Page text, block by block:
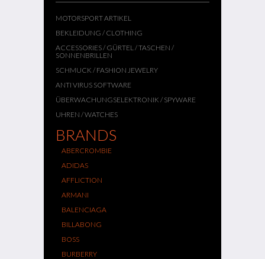
MOTORSPORT ARTIKEL
BEKLEIDUNG / CLOTHING
ACCESSORIES / GÜRTEL / TASCHEN /
SONNENBRILLEN
SCHMUCK / FASHION JEWELRY
ANTI VIRUS SOFTWARE
ÜBERWACHUNGSELEKTRONIK / SPYWARE
UHREN / WATCHES
BRANDS
ABERCROMBIE
ADIDAS
AFFLICTION
ARMANI
BALENCIAGA
BILLABONG
BOSS
BURBERRY